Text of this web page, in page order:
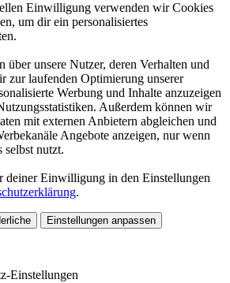
Einwilligung verwenden wir Cookies
um dir ein personalisiertes
über unsere Nutzer, deren Verhalten und
zur laufenden Optimierung unserer
Werbung und Inhalte anzuzeigen
Außerdem können wir
mit externen Anbietern abgleichen und
Angebote anzeigen, nur wenn
selbst nutzt.
deiner Einwilligung in den Einstellungen
.
Einstellungen anpassen
Einstellungen